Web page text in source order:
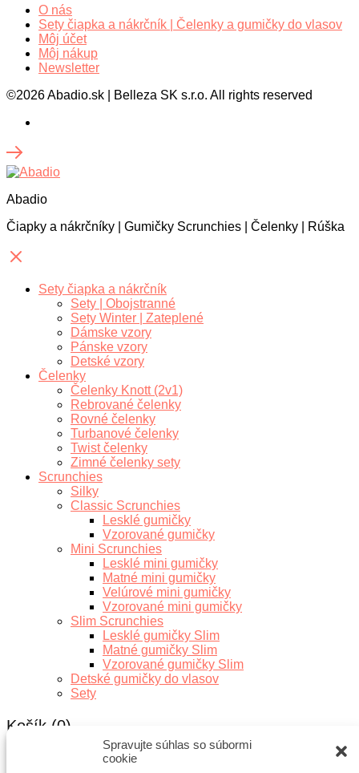
Spravujte súhlas so súbormi
cookie
O nás
Sety čiapka a nákrčník | Čelenky a gumičky do vlasov
Môj účet
Môj nákup
Newsletter
©2026 Abadio.sk | Belleza SK s.r.o. All rights reserved
Abadio
Čiapky a nákrčníky | Gumičky Scrunchies | Čelenky | Rúška
Sety čiapka a nákrčník
Sety | Obojstranné
Sety Winter | Zateplené
Dámske vzory
Pánske vzory
Detské vzory
Čelenky
Čelenky Knott (2v1)
Rebrované čelenky
Rovné čelenky
Turbanové čelenky
Twist čelenky
Zimné čelenky sety
Scrunchies
Silky
Classic Scrunchies
Lesklé gumičky
Vzorované gumičky
Mini Scrunchies
Lesklé mini gumičky
Matné mini gumičky
Velúrové mini gumičky
Vzorované mini gumičky
Slim Scrunchies
Lesklé gumičky Slim
Matné gumičky Slim
Vzorované gumičky Slim
Detské gumičky do vlasov
Sety
Košík (0)